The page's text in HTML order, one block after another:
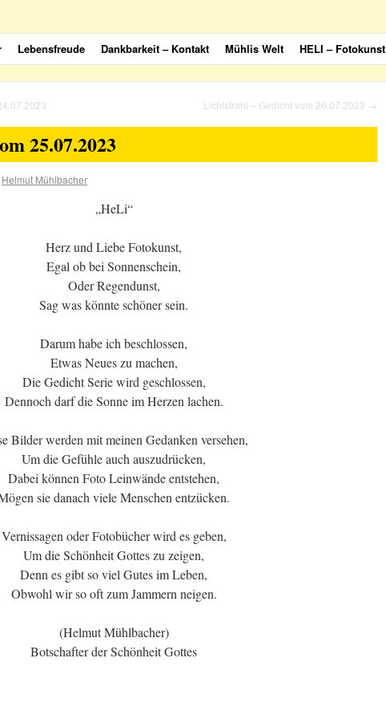
Lebensfreude Dankbarkeit – Kontakt Mühlis Welt HELI – Fotokunst
Lichtstrahl – Gedicht vom 26.07.2023 →
25.07.2023
Helmut Mühlbacher
„HeLi“
Herz und Liebe Fotokunst,
Egal ob bei Sonnenschein,
Oder Regendunst,
Sag was könnte schöner sein.
Darum habe ich beschlossen,
Etwas Neues zu machen,
Die Gedicht Serie wird geschlossen,
Dennoch darf die Sonne im Herzen lachen.
Bilder werden mit meinen Gedanken versehen,
Um die Gefühle auch auszudrücken,
Dabei können Foto Leinwände entstehen,
sie danach viele Menschen entzücken.
Vernissagen oder Fotobücher wird es geben,
Um die Schönheit Gottes zu zeigen,
Denn es gibt so viel Gutes im Leben,
Obwohl wir so oft zum Jammern neigen.
(Helmut Mühlbacher)
Botschafter der Schönheit Gottes